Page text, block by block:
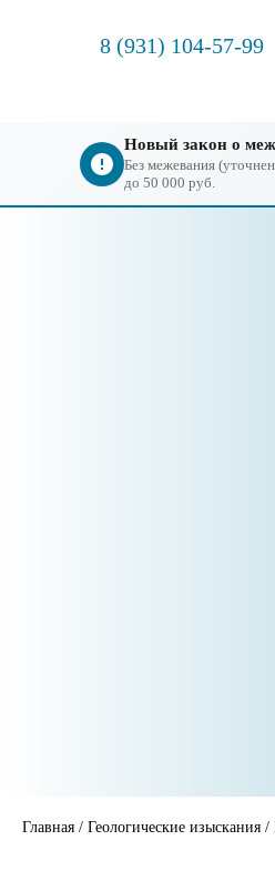
8 (931) 104-57-99
Новый закон о
Без межевания
до 50 000 руб.
Главная / Геологические изыскания /